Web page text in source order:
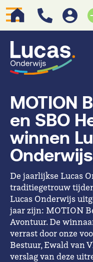
MOTION
en SBO
winnen
De jaarlijkse Lucas
traditiegetrouw
Lucas Onderwijs
jaar zijn: MOTION
Avontuur. De
verrast door onze
Bestuur, Ewald van
verslag van deze